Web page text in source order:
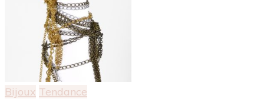
Bijoux Tendance